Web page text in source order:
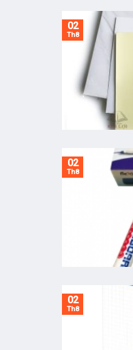
02
Th8
02
Th8
02
Th8